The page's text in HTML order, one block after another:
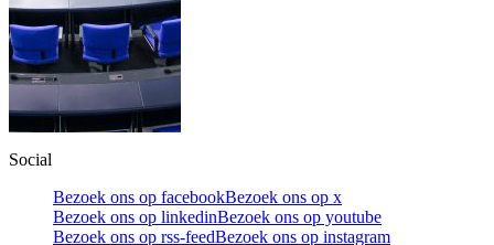
Social
Bezoek ons op facebookBezoek ons op x
Bezoek ons op linkedinBezoek ons op youtube
Bezoek ons op rss-feedBezoek ons op instagram